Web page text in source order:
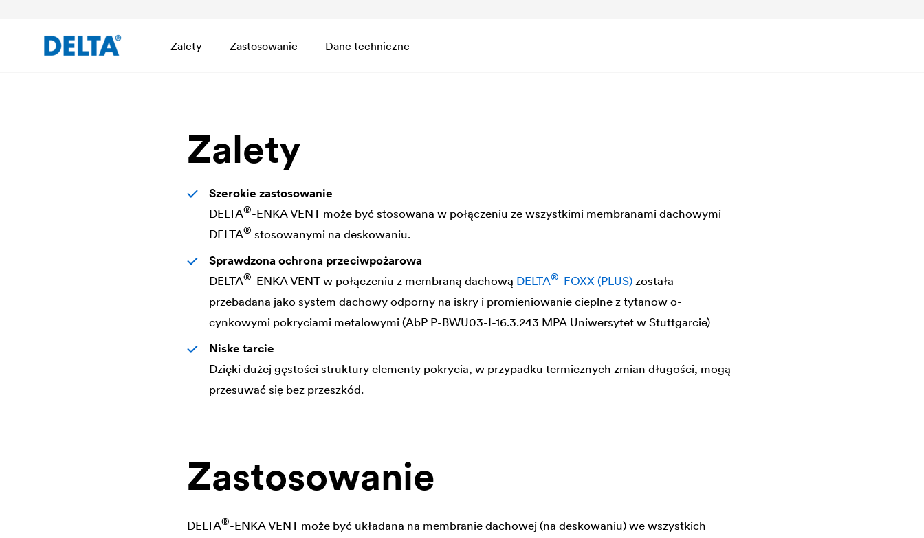
Zalety Zastosowanie Dane techniczne
Zalety
Szerokie zastosowanie
DELTA®-ENKA VENT może być stosowana w połączeniu ze wszystkimi membranami dachowymi
DELTA® stosowanymi na deskowaniu.
Sprawdzona ochrona przeciwpożarowa
DELTA®-ENKA VENT w połączeniu z membraną dachową DELTA®-FOXX (PLUS)została
przebadana jako system dachowy odporny na iskry i promieniowanie cieplne z tytanow o-
cynkowymi pokryciami metalowymi (AbP P-BWU03-I-16.3.243 MPA Uniwersytet w Stuttgarcie)
Niske tarcie
Dzięki dużej gęstości struktury elementy pokrycia, w przypadku termicznych zmian długości, mogą
przesuwać się bez przeszkód.
Zastosowanie
DELTA®-ENKA VENT może być układana na membranie dachowej (na deskowaniu) we wszystkich